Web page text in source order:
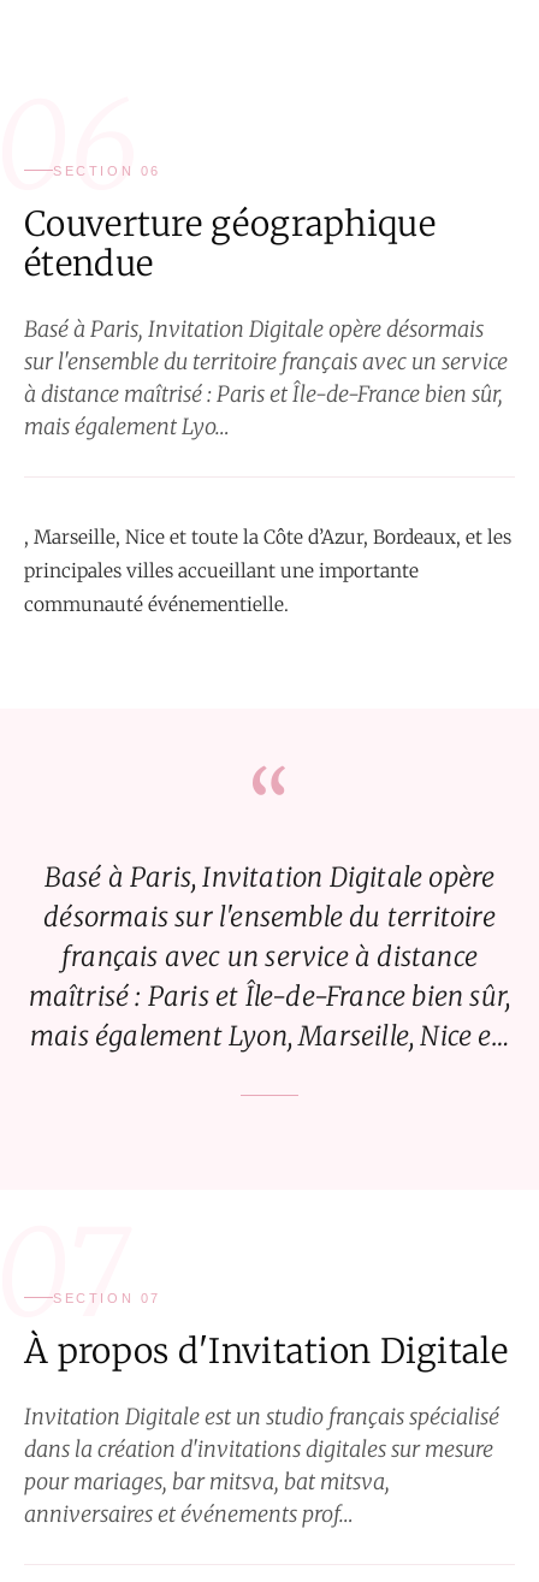
SECTION 06
Couverture géographique
étendue
Basé à Paris, Invitation Digitale opère désormais
sur l'ensemble du territoire français avec un service
à distance maîtrisé : Paris et Île-de-France bien sûr,
mais également Lyo…
, Marseille, Nice et toute la Côte d’Azur, Bordeaux, et les
principales villes accueillant une importante
communauté événementielle.
“
Basé à Paris, Invitation Digitale opère
désormais sur l'ensemble du territoire
français avec un service à distance
maîtrisé : Paris et Île-de-France bien sûr,
mais également Lyon, Marseille, Nice e…
SECTION 07
À propos d'Invitation Digitale
Invitation Digitale est un studio français spécialisé
dans la création d'invitations digitales sur mesure
pour mariages, bar mitsva, bat mitsva,
anniversaires et événements prof…